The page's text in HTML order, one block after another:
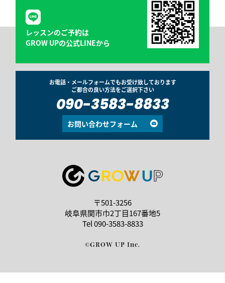
レッスンのご予約は
GROW UPの公式LINEから
お電話・メールフォームでもお受け致しております
ご都合の良い方法をご選択下さい
090-3583-8833
お問い合わせフォーム
〒501-3256
岐阜県関市巾2丁目167番地5
Tel090-3583-8833
©GROW UP Inc.